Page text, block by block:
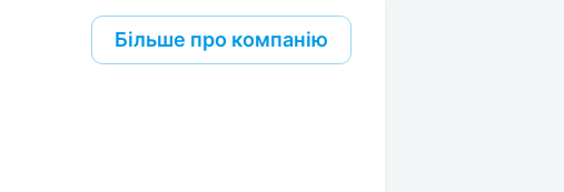
Більше про компанію